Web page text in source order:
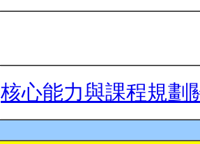
核心能力與課程規劃